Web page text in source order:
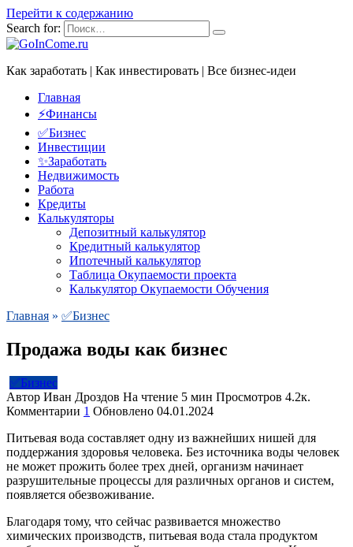
Перейти к содержанию
Search for:
Как заработать | Как инвестировать | Все бизнес-идеи
Главная
⚡Финансы
✅Бизнес
Инвестиции
✨Заработать
Недвижимость
Работа
Кредиты
Калькуляторы
Депозитный калькулятор
Кредитный калькулятор
Ипотечный калькулятор
Таблица Окупаемости проекта
Калькулятор Окупаемости Обучения
Главная » ✅Бизнес
Продажа воды как бизнес
✅Бизнес
Автор Иван Дроздов На чтение 5 мин Просмотров 4.2к.
Комментарии 1 Обновлено 04.01.2024
Питьевая вода составляет одну из важнейших нишей для
поддержания здоровья человека. Без источника воды человек
не может прожить более трех дней, организм начинает
разрушительные процессы для различных органов и систем,
появляется обезвоживание.
Благодаря тому, что сейчас развивается множество
химических производств, питьевая вода стала продуктом